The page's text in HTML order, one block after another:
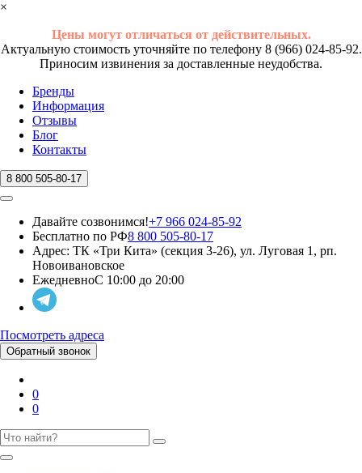
×
Цены могут отличаться от действительных.
Актуальную стоимость уточняйте по телефону 8 (966) 024-85-92.
Приносим извинения за доставленные неудобства.
Бренды
Информация
Отзывы
Блог
Контакты
8 800 505-80-17
Давайте созвонимся!+7 966 024-85-92
Бесплатно по РФ8 800 505-80-17
Адрес: ТК «Три Кита» (секция 3-26), ул. Луговая 1, рп.
Новоивановское
ЕжедневноС 10:00 до 20:00
Посмотреть адреса
Обратный звонок
0
0